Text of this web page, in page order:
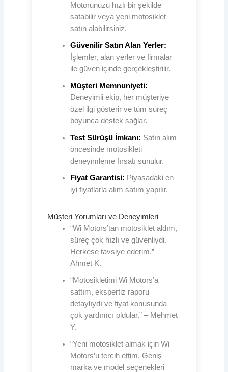
Motorunuzu hızlı bir şekilde
satabilir veya yeni motosiklet
satın alabilirsiniz.
Güvenilir Satın Alan Yerler:
İşlemler, alan yerler ve firmalar
ile güven içinde gerçekleştirilir.
Müşteri Memnuniyeti:
Deneyimli ekip, her müşteriye
özel ilgi gösterir ve tüm süreç
boyunca destek sağlar.
Test Sürüşü İmkanı: Satın alım
öncesinde motosikleti
deneyimleme fırsatı sunulur.
Fiyat Garantisi: Piyasadaki en
iyi fiyatlarla alım satım yapılır.
Müşteri Yorumları ve Deneyimleri
“Wi Motors’tan motosiklet aldım,
süreç çok hızlı ve güvenliydi.
Herkese tavsiye ederim.” –
Ahmet K.
“Motosikletimi Wi Motors’a
sattım, ekspertiz raporu
detaylıydı ve fiyat konusunda
çok yardımcı oldular.” – Mehmet
Y.
“Yeni motosiklet almak için Wi
Motors’u tercih ettim. Geniş
marka ve model seçenekleri